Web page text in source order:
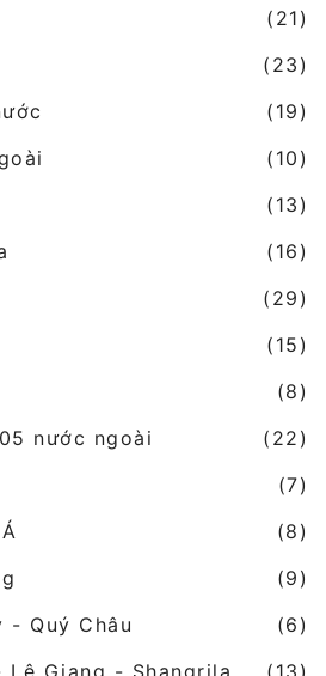
(21)
(23)
(19)
(10)
(13)
(16)
(29)
(15)
(8)
nước ngoài
(22)
(7)
(8)
(9)
- Quý Châu
(6)
Lệ Giang - Shangrila
(13)